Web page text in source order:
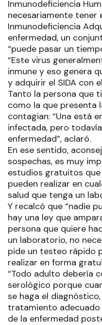
Inmunodeficiencia
necesariamente tener
Inmunodeficiencia
enfermedad, un
“puede pasar un
“Este virus
inmune y eso genera
y adquirir el SIDA con
Tanto la persona que
como la que presenta
contagian: “Una está
infectada, pero
enfermedad”, aclaró.
En ese sentido,
sospechas, es muy
estudios gratuitos
pueden realizar en
salud que tenga un
Y recalcó que “nadie
hay una ley que
persona que quiere
un laboratorio, no
pide un testeo rápido
realizar en forma
“Todo adulto debería
serológico porque
se haga el
tratamiento
de la enfermedad